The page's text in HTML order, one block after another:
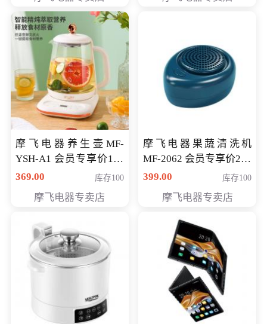
摩飞电器养生壶MF-
YSH-A1 会员专享价198
元
369.00 库存100
摩飞电器专卖店
摩飞电器果蔬清洗机
MF-2062 会员专享价268
元
399.00 库存100
摩飞电器专卖店